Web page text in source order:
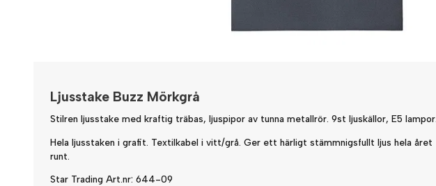
Ljusstake Buzz Mörkgrå
Stilren ljusstake med kraftig träbas, ljuspipor av tunna metallrör. 9st ljuskällor, E5 lampor.
Hela ljusstaken i grafit. Textilkabel i vitt/grå. Ger ett härligt stämmnigsfullt ljus hela året
runt.
Star Trading Art.nr: 644-09